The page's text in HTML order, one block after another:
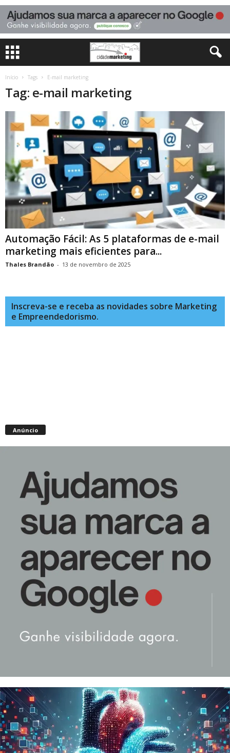
Início Tags E-mail marketing
Tag: e-mail marketing
Automação Fácil: As 5 plataformas de e-mail
marketing mais eficientes para...
Thales Brandão - 13 de novembro de 2025
Inscreva-se e receba as novidades sobre Marketing
e Empreendedorismo.
Anúncio